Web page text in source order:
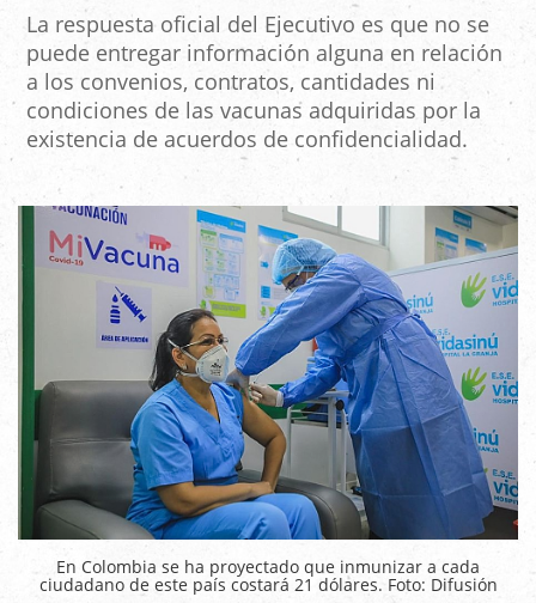
La respuesta oficial del Ejecutivo es que no se
puede entregar información alguna en relación
a los convenios, contratos, cantidades ni
condiciones de las vacunas adquiridas por la
existencia de acuerdos de confidencialidad.
En Colombia se ha proyectado que inmunizar a cada
ciudadano de este país costará 21 dólares. Foto: Difusión